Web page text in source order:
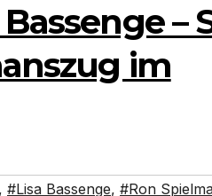
–
im
, #Lisa Bassenge, #Ron